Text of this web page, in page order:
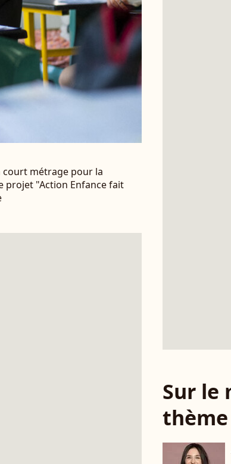
court métrage pour la
projet "Action Enfance fait
Sur le
thème